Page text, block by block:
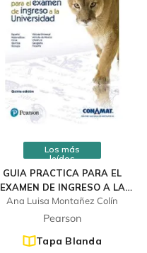
Los más
leídos
GUIA PRACTICA PARA EL
EXAMEN DE INGRESO A LA
UNIVERSIDAD
Ana Luisa Montañez Colín
Pearson
Tapa Blanda